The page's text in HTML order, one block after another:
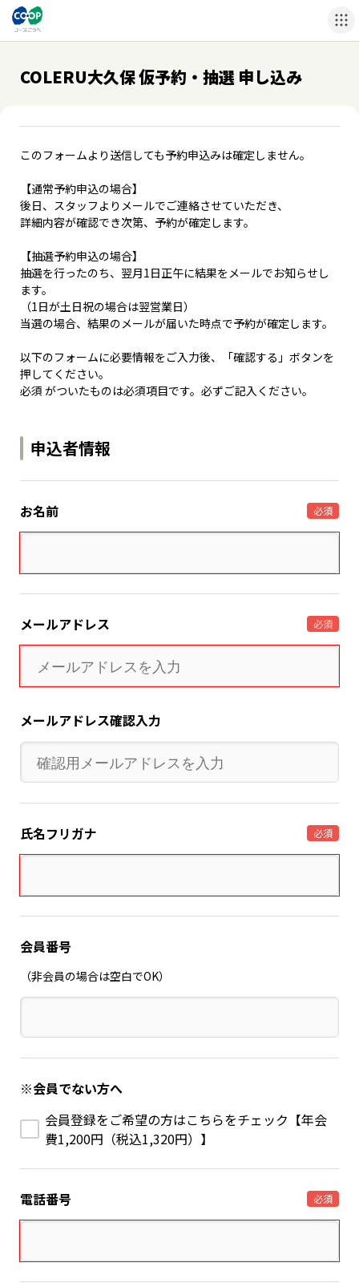
COLERU大久保 仮予約・抽選 申し込み
このフォームより送信しても予約申込みは確定しません。
【通常予約申込の場合】
後日、スタッフよりメールでご連絡させていただき、
詳細内容が確認でき次第、予約が確定します。
【抽選予約申込の場合】
抽選を行ったのち、翌月1日正午に結果をメールでお知らせし
ます。
（1日が土日祝の場合は翌営業日）
当選の場合、結果のメールが届いた時点で予約が確定します。
以下のフォームに必要情報をご入力後、「確認する」ボタンを
押してください。
必須 がついたものは必須項目です。必ずご記入ください。
申込者情報
お名前 必須
メールアドレス 必須
メールアドレス確認入力
氏名フリガナ 必須
会員番号
（非会員の場合は空白でOK）
※会員でない方へ
会員登録をご希望の方はこちらをチェック【年会
費1,200円（税込1,320円）】
電話番号 必須